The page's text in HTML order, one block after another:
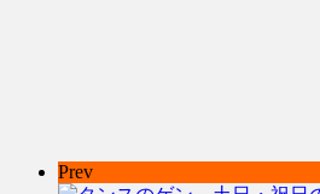
Prev